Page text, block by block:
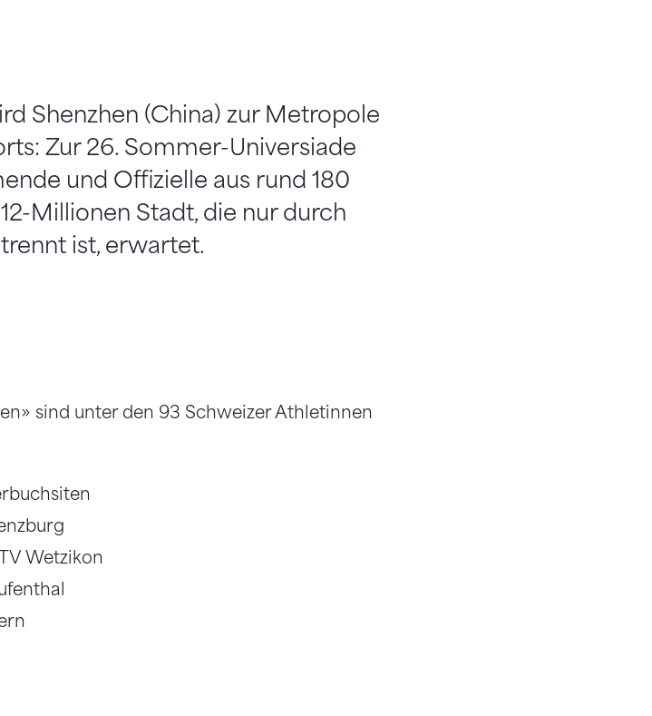
Shenzhen (China) zur Metropole
Zur 26. Sommer-Universiade
und Offizielle aus rund 180
Millionen Stadt, die nur durch
ist, erwartet.
sind unter den 93 Schweizer Athletinnen
Wetzikon